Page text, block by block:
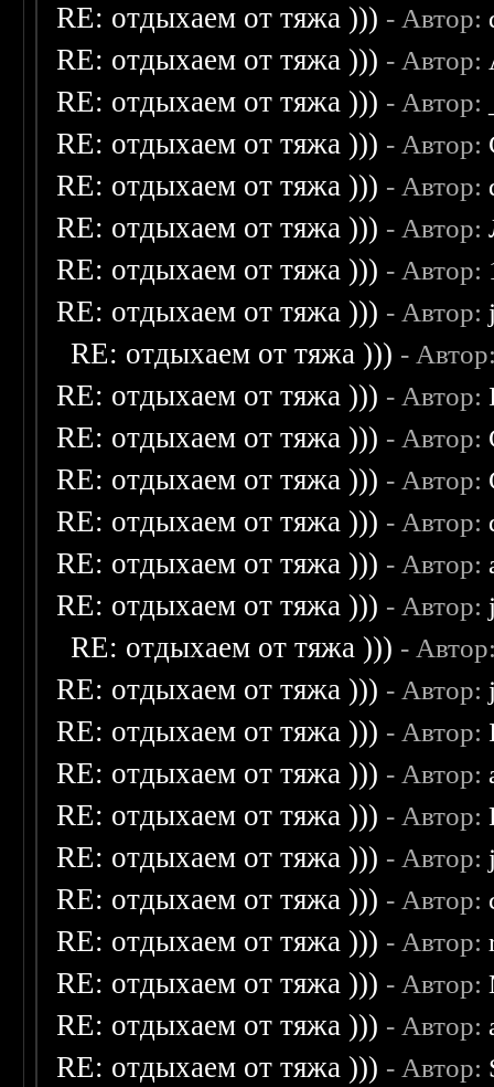
RE: отдыхаем от тяжа ))) - Автор:
RE: отдыхаем от тяжа ))) - Автор:
RE: отдыхаем от тяжа ))) - Автор:
RE: отдыхаем от тяжа ))) - Автор:
RE: отдыхаем от тяжа ))) - Автор:
RE: отдыхаем от тяжа ))) - Автор:
RE: отдыхаем от тяжа ))) - Автор:
RE: отдыхаем от тяжа ))) - Автор:
RE: отдыхаем от тяжа ))) -
RE: отдыхаем от тяжа ))) - Автор:
RE: отдыхаем от тяжа ))) - Автор:
RE: отдыхаем от тяжа ))) - Автор:
RE: отдыхаем от тяжа ))) - Автор:
RE: отдыхаем от тяжа ))) - Автор:
RE: отдыхаем от тяжа ))) - Автор:
RE: отдыхаем от тяжа ))) -
RE: отдыхаем от тяжа ))) - Автор:
RE: отдыхаем от тяжа ))) - Автор:
RE: отдыхаем от тяжа ))) - Автор:
RE: отдыхаем от тяжа ))) - Автор:
RE: отдыхаем от тяжа ))) - Автор:
RE: отдыхаем от тяжа ))) - Автор:
RE: отдыхаем от тяжа ))) - Автор:
RE: отдыхаем от тяжа ))) - Автор:
RE: отдыхаем от тяжа ))) - Автор:
RE: отдыхаем от тяжа ))) - Автор: